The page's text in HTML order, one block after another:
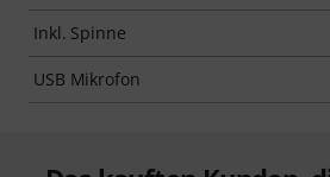
Inkl. Spinne
USB Mikrofon